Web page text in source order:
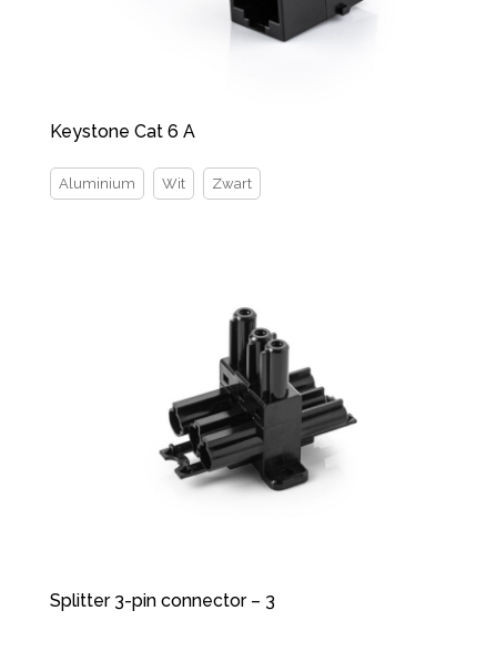
Keystone Cat 6 A
Aluminium Wit Zwart
Splitter 3-pin connector – 3